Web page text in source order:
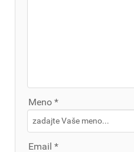
Meno *
Email *